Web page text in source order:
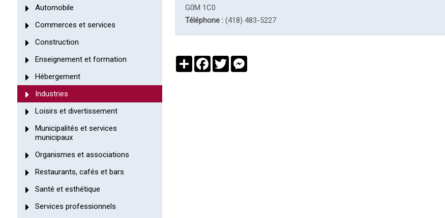
Automobile
Commerces et services
Construction
Enseignement et formation
Hébergement
Industries
Loisirs et divertissement
Municipalités et services
municipaux
Organismes et associations
Restaurants, cafés et bars
Santé et esthétique
Services professionnels
G0M 1C0
Téléphone : (418) 483-5227
PartagerFacebook
Twitter